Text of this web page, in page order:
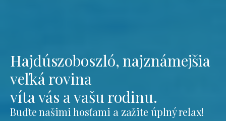
Hajdúszoboszló, najznámejšia
veľká rovina
víta vás a vašu rodinu.
Buďte našimi hosťami a zažite úplný relax!